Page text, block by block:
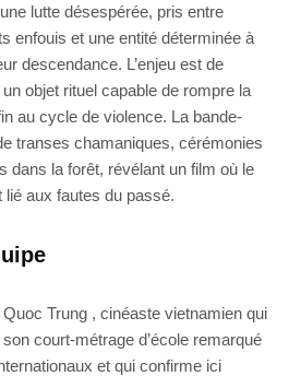
lutte désespérée, pris entre
enfouis et une entité déterminée à
descendance. L’enjeu est de
objet rituel capable de rompre la
au cycle de violence. La bande-
transes chamaniques, cérémonies
dans la forêt, révélant un film où le
aux fautes du passé.
Trung , cinéaste vietnamien qui
court-métrage d’école remarqué
et qui confirme ici